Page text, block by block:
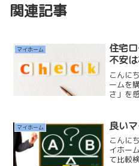
関連記事
マイホーム
住宅
不安
こんに
ームを
さ」を
不安を
残高
ます。
す。マ
マイホーム 良い
こんに
イホー
て比較